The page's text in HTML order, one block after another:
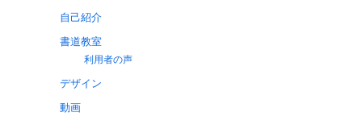
自己紹介
書道教室
利用者の声
デザイン
動画